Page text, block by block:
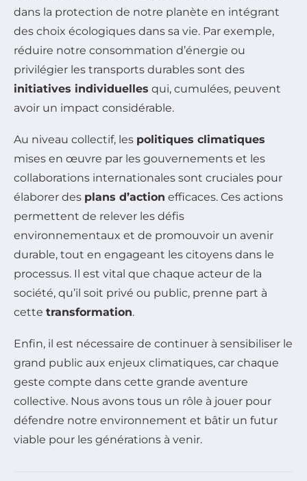
dans la protection de notre planète en intégrant
des choix écologiques dans sa vie. Par exemple,
réduire notre consommation d’énergie ou
privilégier les transports durables sont des
initiatives individuelles qui, cumulées, peuvent
avoir un impact considérable.
Au niveau collectif, les politiques climatiques
mises en œuvre par les gouvernements et les
collaborations internationales sont cruciales pour
élaborer des plans d’action efficaces. Ces actions
permettent de relever les défis
environnementaux et de promouvoir un avenir
durable, tout en engageant les citoyens dans le
processus. Il est vital que chaque acteur de la
société, qu’il soit privé ou public, prenne part à
cette transformation.
Enfin, il est nécessaire de continuer à sensibiliser le
grand public aux enjeux climatiques, car chaque
geste compte dans cette grande aventure
collective. Nous avons tous un rôle à jouer pour
défendre notre environnement et bâtir un futur
viable pour les générations à venir.